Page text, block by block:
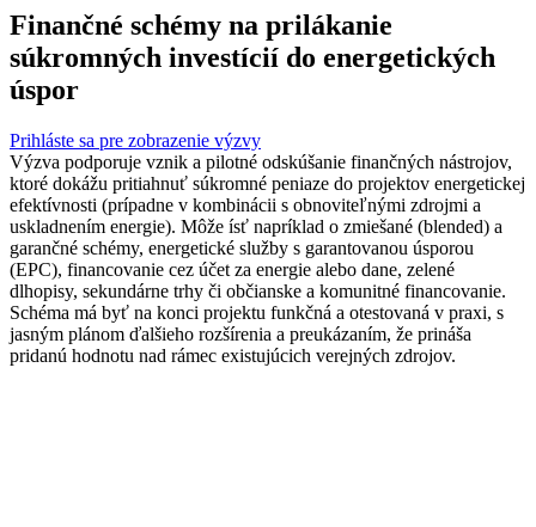
Finančné schémy na prilákanie
súkromných investícií do energetických
úspor
Prihláste sa pre zobrazenie výzvy
Výzva podporuje vznik a pilotné odskúšanie finančných nástrojov,
ktoré dokážu pritiahnuť súkromné peniaze do projektov energetickej
efektívnosti (prípadne v kombinácii s obnoviteľnými zdrojmi a
uskladnením energie). Môže ísť napríklad o zmiešané (blended) a
garančné schémy, energetické služby s garantovanou úsporou
(EPC), financovanie cez účet za energie alebo dane, zelené
dlhopisy, sekundárne trhy či občianske a komunitné financovanie.
Schéma má byť na konci projektu funkčná a otestovaná v praxi, s
jasným plánom ďalšieho rozšírenia a preukázaním, že prináša
pridanú hodnotu nad rámec existujúcich verejných zdrojov.